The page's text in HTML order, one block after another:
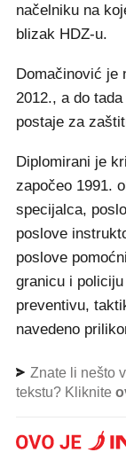
načelniku na
blizak HDZ-u.
Domačinović je
2012., a do
postaje za
Diplomirani je
započeo 1991.
specijalca,
poslove
poslove
granicu i
preventivu,
navedeno
Znate li nešto
tekstu? Kliknite